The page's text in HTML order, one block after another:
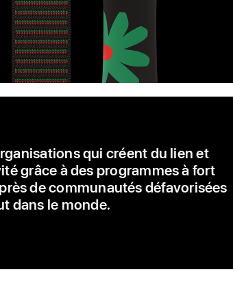
qui créent du lien et
grâce à des programmes à fort
de communautés défavorisées
dans le monde.